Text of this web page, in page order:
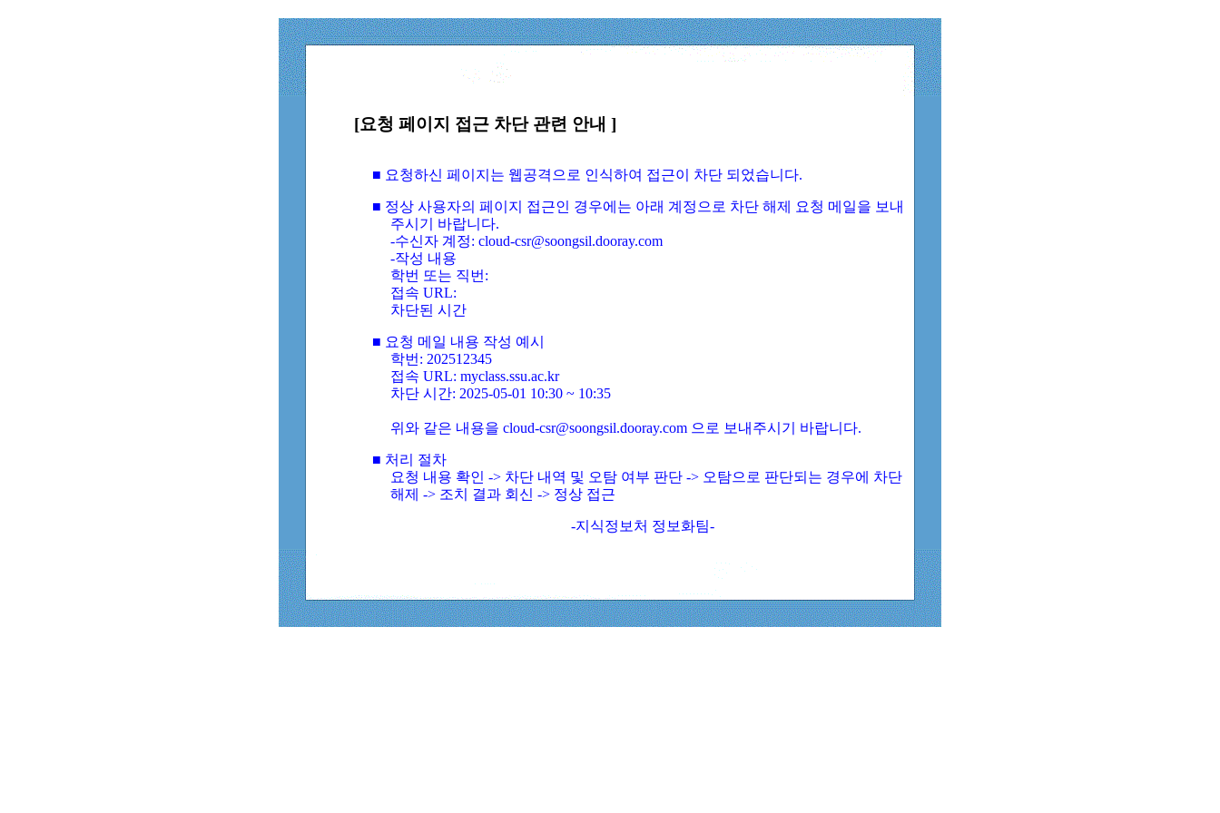
[요청 페이지 접근 차단 관련 안내 ]
■ 요청하신 페이지는 웹공격으로 인식하여 접근이 차단 되었습니다.
■ 정상 사용자의 페이지 접근인 경우에는 아래 계정으로 차단 해제 요청 메일을 보내
주시기 바랍니다.
-수신자 계정: cloud-csr@soongsil.dooray.com
-작성 내용
학번 또는 직번:
접속 URL:
차단된 시간
■ 요청 메일 내용 작성 예시
학번: 202512345
접속 URL: myclass.ssu.ac.kr
차단 시간: 2025-05-01 10:30 ~ 10:35
위와 같은 내용을 cloud-csr@soongsil.dooray.com 으로 보내주시기 바랍니다.
■ 처리 절차
요청 내용 확인 -> 차단 내역 및 오탐 여부 판단 -> 오탐으로 판단되는 경우에 차단
해제 -> 조치 결과 회신 -> 정상 접근
-지식정보처 정보화팀-